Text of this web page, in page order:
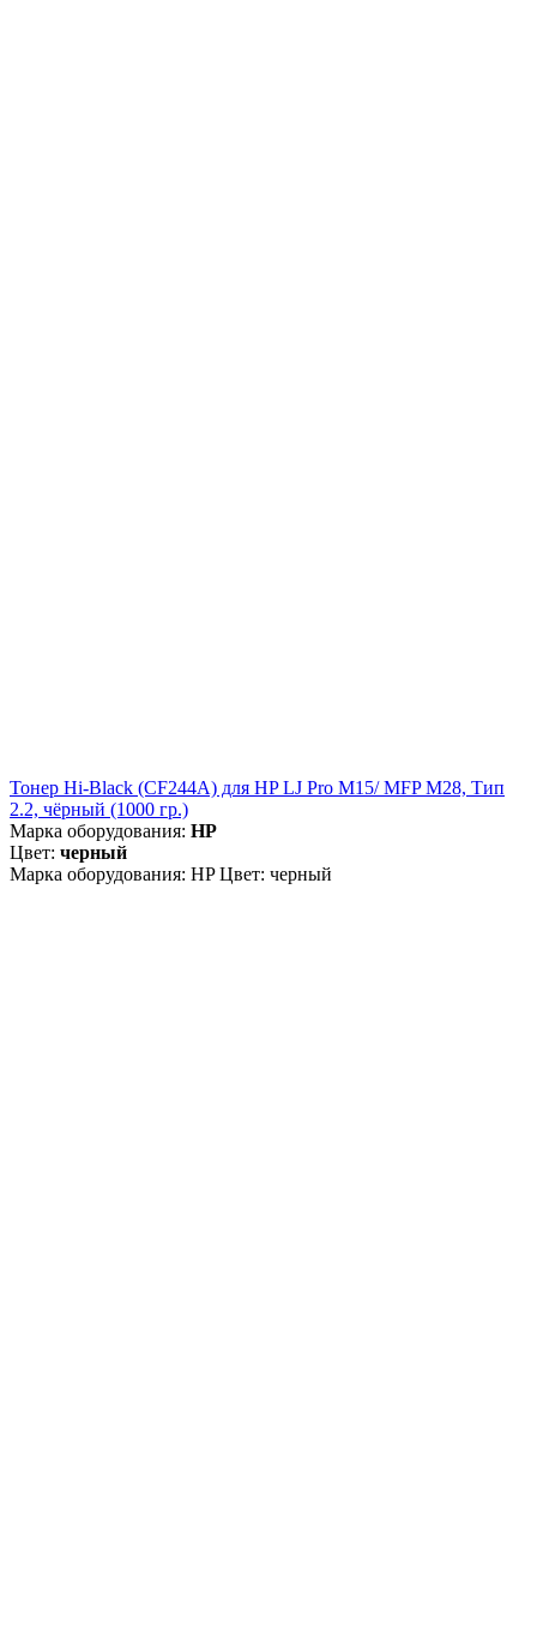
Тонер Hi-Black (CF244A) для HP LJ Pro M15/ MFP M28, Тип
2.2, чёрный (1000 гр.)
Марка оборудования: HP
Цвет: черный
Марка оборудования: HP Цвет: черный